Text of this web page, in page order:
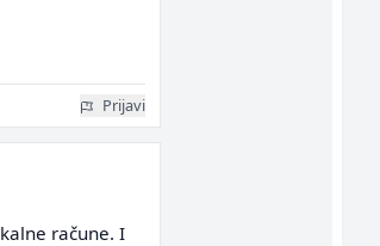
Prijavi
račune. I